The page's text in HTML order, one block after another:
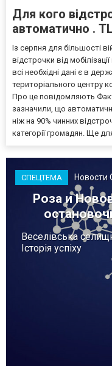
Для кого
автоматично .
Із серпня для більшості
відстрочки від
всі необхідні дані є в
територіального центру
Про це повідомляють
зазначили, що
ніж на 90% чинних
категорії громадян. Ще
СПЕЦТЕМА Новости
Роза и
Веселівська
Історія успіху